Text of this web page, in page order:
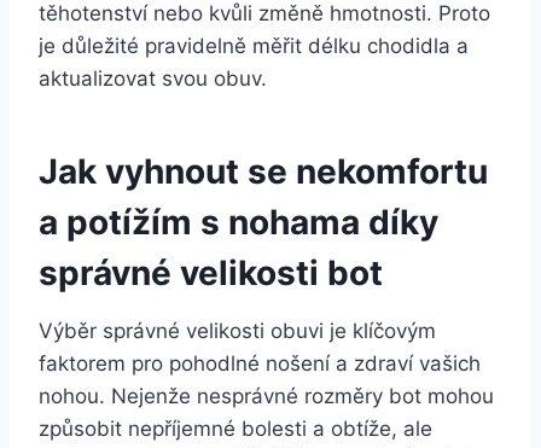
těhotenství nebo kvůli změně hmotnosti. Proto
je důležité pravidelně měřit délku chodidla a
aktualizovat svou obuv.
Jak vyhnout se nekomfortu
a potížím s nohama díky
správné velikosti bot
Výběr správné velikosti obuvi je klíčovým
faktorem pro pohodlné nošení a zdraví vašich
nohou. Nejenže nesprávné rozměry bot mohou
způsobit nepříjemné bolesti a obtíže, ale